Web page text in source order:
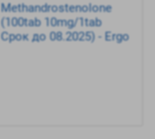
Methandrostenolone
(100tab 10mg/1tab
Срок до 08.2025) - Ergo